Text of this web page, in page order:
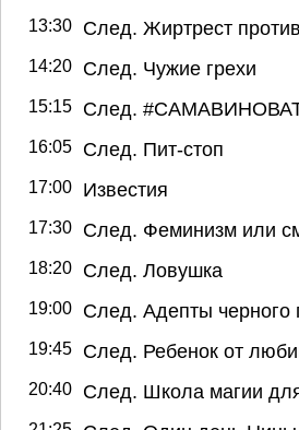
13:30 След. Жиртрест против
14:20 След. Чужие грехи
15:15 След.
16:05 След. Пит-стоп
17:00 Известия
17:30 След. Феминизм или
18:20 След. Ловушка
19:00 След. Адепты черного
19:45 След. Ребенок от
20:40 След. Школа магии